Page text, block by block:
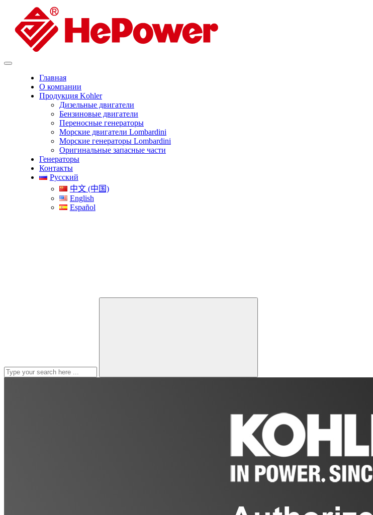
Главная
О компании
Продукция Kohler
Дизельные двигатели
Бензиновые двигатели
Переносные генераторы
Морские двигатели Lombardini
Морские генераторы Lombardini
Оригинальные запасные части
Генераторы
Контакты
Русский
中文 (中国)
English
Español